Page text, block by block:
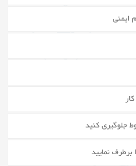
ایمنی
جلوگیری کنید
نمایید